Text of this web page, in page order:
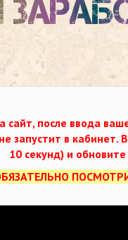
сайт, после ввода
запустит в
10 секунд) и